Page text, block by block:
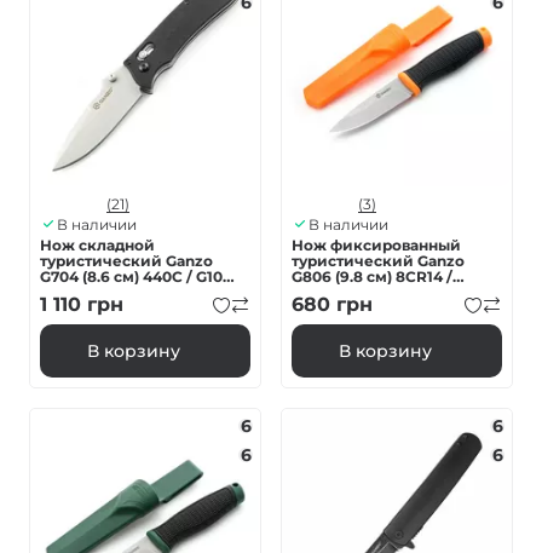
(21)
В наличии
Нож складной
туристический Ganzo
G704 (8.6 см) 440С / G10
черный
1 110 грн
В корзину
(3)
В наличии
Нож фиксированный
туристический Ganzo
G806 (9.8 см) 8CR14 /
PP+TPR оранжевый с
чехлом
680 грн
В корзину
6
6
6
6